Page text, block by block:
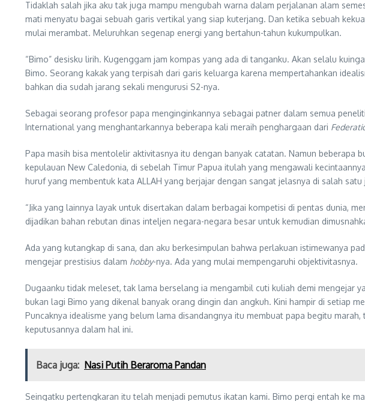
Tidaklah salah jika aku tak juga mampu mengubah warna dalam perjalanan alam
mati menyatu bagai sebuah garis vertikal yang siap kuterjang. Dan ketika sebuah
mulai merambat. Meluruhkan segenap energi yang bertahun-tahun kukumpulkan.
“Bimo” desisku lirih. Kugenggam jam kompas yang ada di tanganku. Akan selalu
Bimo. Seorang kakak yang terpisah dari garis keluarga karena mempertahankan
bahkan dia sudah jarang sekali mengurusi S2-nya.
Sebagai seorang profesor papa menginginkannya sebagai patner dalam semua
International yang menghantarkannya beberapa kali meraih penghargaan dari
Papa masih bisa mentolelir aktivitasnya itu dengan banyak catatan. Namun beberapa
kepulauan New Caledonia, di sebelah Timur Papua itulah yang mengawali
huruf yang membentuk kata ALLAH yang berjajar dengan sangat jelasnya di salah satu
“Jika yang lainnya layak untuk disertakan dalam berbagai kompetisi di pentas dunia,
dijadikan bahan rebutan dinas inteljen negara-negara besar untuk kemudian
Ada yang kutangkap di sana, dan aku berkesimpulan bahwa perlakuan istimewanya
mengejar prestisius dalam hobby-nya. Ada yang mulai mempengaruhi objektivitasnya.
Dugaanku tidak meleset, tak lama berselang ia mengambil cuti kuliah demi mengejar
bukan lagi Bimo yang dikenal banyak orang dingin dan angkuh. Kini hampir di setiap
Puncaknya idealisme yang belum lama disandangnya itu membuat papa begitu
keputusannya dalam hal ini.
Baca juga: Nasi Putih Beraroma Pandan
Seingatku pertengkaran itu telah menjadi pemutus ikatan kami. Bimo pergi entah ke